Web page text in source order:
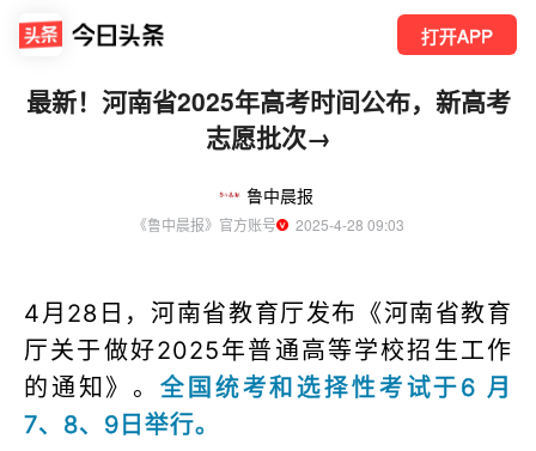
打开APP
最新！河南省2025年高考时间公布，新高考
志愿批次→
鲁中晨报
《鲁中晨报》官方账号
  2025-4-28 09:03
4月28日，河南省教育厅发布《河南省教育
厅关于做好2025年普通高等学校招生工作
的通知》。全国统考和选择性考试于6 月
7、8、9日举行。